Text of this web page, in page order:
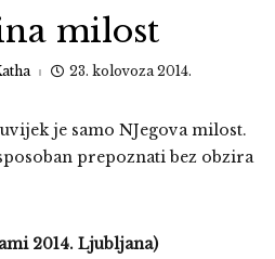
milost
23. kolovoza 2014.
je samo NJegova milost.
prepoznati bez obzira
2014. Ljubljana)